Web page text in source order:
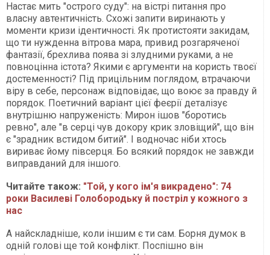
Настає мить "острого суду": на вістрі питання про
власну автентичність. Схожі запити в­иринають у
моменти кризи ідентичності. Як протистояти закидам,
що ти нужденна вітрова мара, привид розгаряченої
фантазії, брехлива поява зі злудними руками, а не
повноцінна істота? Якими є аргументи на користь твоєї
достеменності? Під прицільним поглядом, втрачаючи
віру в себе, персонаж відповідає, що воює за правду й
порядок. Поетичний варіант цієї феєрії деталізує
внутрішню напруженість: Мирон ішов "боротись
ревно", але "в серці чув докору крик зловіщий", що він
є "зрадник встидом битий". І водночас ніби хтось
вириває йому півсерця. Бо всякий порядок не завжди
виправданий для іншого.
Читайте також: "Той, у кого ім'я викрадено": 74
роки Василеві Голобородьку й постріл у кожного з
нас
А найскладніше, коли іншим є ти сам. Борня думок в
одній голові ще той конфлікт. Поспішно він